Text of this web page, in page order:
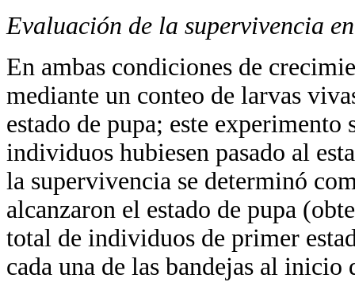
Evaluación de la supervivencia
En ambas condiciones de
mediante un conteo de larvas
estado de pupa; este
individuos hubiesen pasado al
la supervivencia se determinó
alcanzaron el estado de pupa
total de individuos de primer
cada una de las bandejas al inicio